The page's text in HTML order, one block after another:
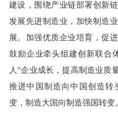
建设，围绕产业链部署创新
发展先进制造业，加快制造
展。加强优质企业培育，促
鼓励企业牵头组建创新联合
人”企业成长，提高制造业质
推进中国制造向中国创造转
变，制造大国向制造强国转变